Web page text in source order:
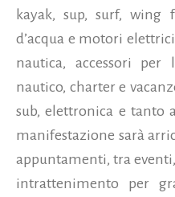
kayak, sup, surf,
d’acqua e motori
nautica, accessori per
nautico, charter e
sub, elettronica e tanto
manifestazione sarà
appuntamenti, tra
intrattenimento per